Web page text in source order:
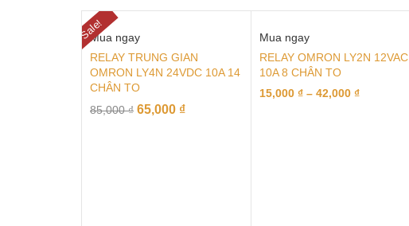
Sale!
Mua ngay
RELAY TRUNG GIAN
OMRON LY4N 24VDC 10A 14
CHÂN TO
85,000₫ 65,000 ₫
Mua ngay
RELAY OMRON LY2N 12VAC
10A 8 CHÂN TO
15,000 ₫– 42,000 ₫